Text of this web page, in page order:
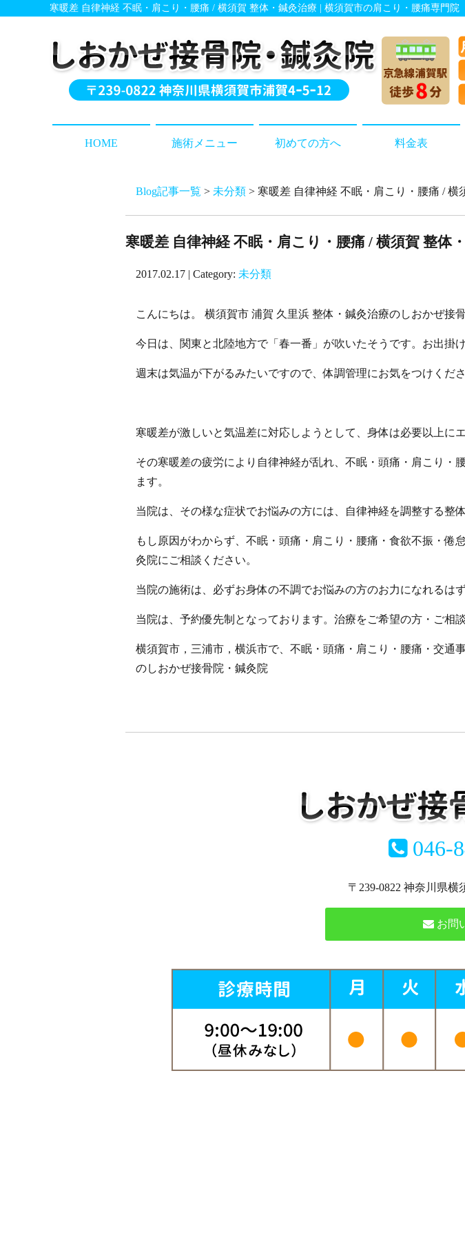
寒暖差 自律神経 不眠・肩こり・腰痛 / 横須賀 整体・鍼灸治療 | 横須賀市の肩こり・腰痛専門
HOME 施術メニュー 初めての方へ 料金表
Blog記事一覧 > 未分類 > 寒暖差 自律神経 不眠・肩こり・腰痛 / 横
寒暖差 自律神経 不眠・肩こり・腰痛 / 横須賀 整体
2017.02.17 | Category: 未分類
こんにちは。 横須賀市 浦賀 久里浜 整体・鍼灸治療のしおかぜ接
今日は、関東と北陸地方で「春一番」が吹いたそうです。お出掛
週末は気温が下がるみたいですので、体調管理にお気をつけくださ
寒暖差が激しいと気温差に対応しようとして、身体は必要以上に
その寒暖差の疲労により自律神経が乱れ、不眠・頭痛・肩こり・
ます。
当院は、その様な症状でお悩みの方には、自律神経を調整する整
もし原因がわからず、不眠・頭痛・肩こり・腰痛・食欲不振・
灸院にご相談ください。
当院の施術は、必ずお身体の不調でお悩みの方のお力になれるはず
当院は、予約優先制となっております。治療をご希望の方・ご相
横須賀市，三浦市，横浜市で、不眠・頭痛・肩こり・腰痛・交通
のしおかぜ接骨院・鍼灸院
046-
〒239-0822 神奈川県
お問